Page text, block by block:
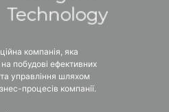
компанія, яка
побудові ефективних
управління шляхом
процесів компанії.